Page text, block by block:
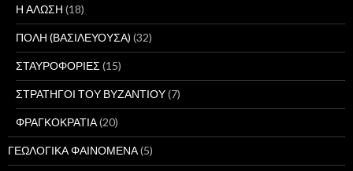
Η ΑΛΩΣΗ (18)
ΠΟΛΗ (ΒΑΣΙΛΕΥΟΥΣΑ) (32)
ΣΤΑΥΡΟΦΟΡΙΕΣ(15)
ΣΤΡΑΤΗΓΟΙ ΤΟΥ ΒΥΖΑΝΤΙΟΥ(7)
ΦΡΑΓΚΟΚΡΑΤΙΑ(20)
ΓΕΩΛΟΓΙΚΑ ΦΑΙΝΟΜΕΝΑ(5)